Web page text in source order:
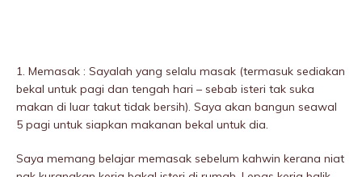
1. Memasak : Sayalah yang selalu masak (termasuk sediakan
bekal untuk pagi dan tengah hari – sebab isteri tak suka
makan di luar takut tidak bersih). Saya akan bangun seawal
5 pagi untuk siapkan makanan bekal untuk dia.
Saya memang belajar memasak sebelum kahwin kerana niat